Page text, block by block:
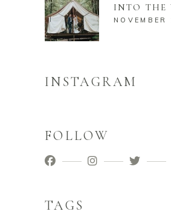
INTO THE
INSTAGRAM
FOLLOW
TAGS